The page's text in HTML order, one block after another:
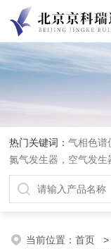
热门关键词：气相色谱
氮气发生器，空气发生
阀件、进样器、色谱
计，原子吸收分光光
当前位置：首页 >